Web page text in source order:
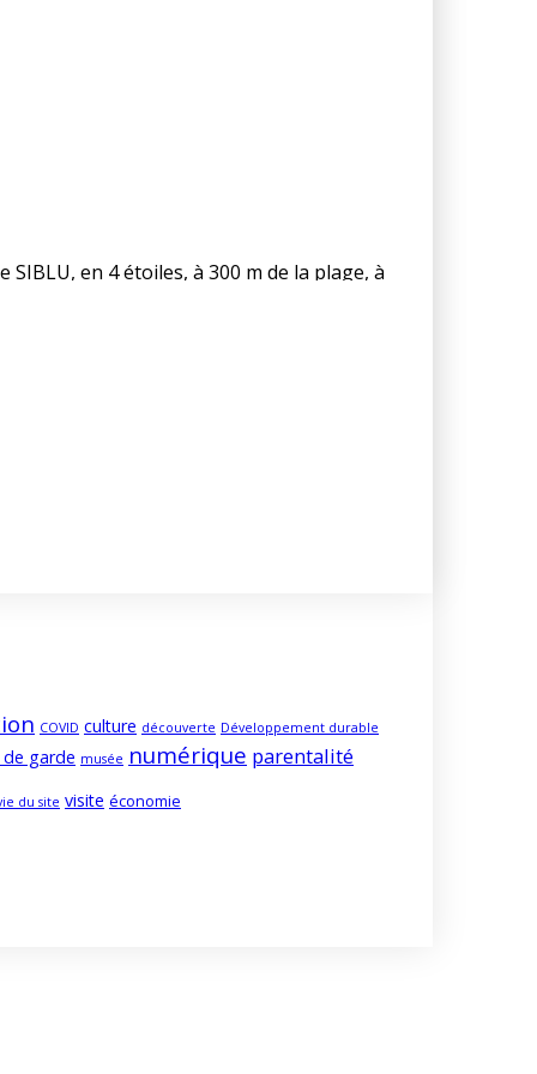
de toutes les AD Réservez votre séjour
500 € la semaine Animaux acceptés (hors
4 étoiles
en 4 étoiles, à 300 m de la plage, à
: 06.84.79.99.42 ou 03.20.04.08.49,
197 abonnés.
COVID culture découverte Développement durable
garde musée numérique parentalité
du site visite économie